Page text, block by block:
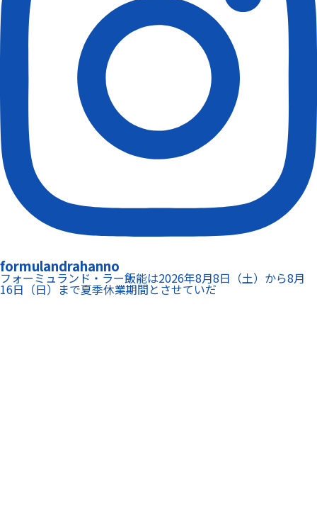
formulandrahanno
フォーミュランド・ラー飯能は2026年8月8日（土）から8月
16日（日）まで夏季休業期間とさせていだ